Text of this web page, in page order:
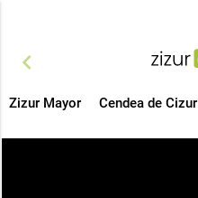
chevron_left
Zizur Mayor Cendea de Cizur